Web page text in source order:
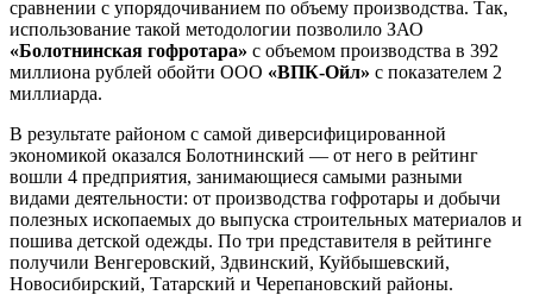
сравнении с упорядочиванием по объему производства. Так,
использование такой методологии позволило ЗАО
«Болотнинская гофротара» с объемом производства в 392
миллиона рублей обойти ООО «ВПК-Ойл» с показателем 2
миллиарда.
В результате районом с самой диверсифицированной
экономикой оказался Болотнинский — от него в рейтинг
вошли 4 предприятия, занимающиеся самыми разными
видами деятельности: от производства гофротары и добычи
полезных ископаемых до выпуска строительных материалов и
пошива детской одежды. По три представителя в рейтинге
получили Венгеровский, Здвинский, Куйбышевский,
Новосибирский, Татарский и Черепановский районы.